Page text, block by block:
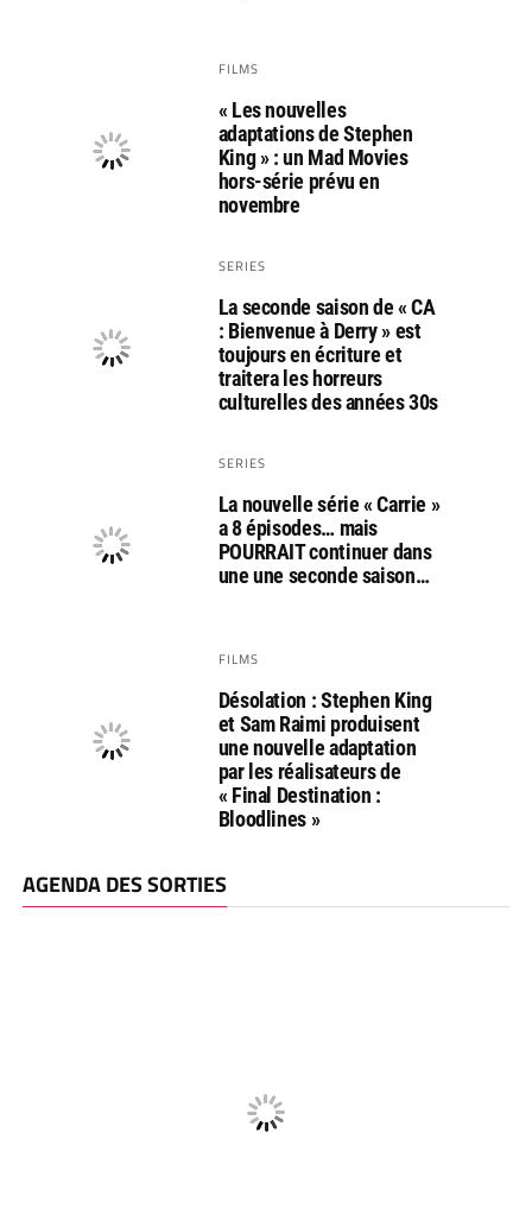
FILMS
« Les nouvelles
adaptations de Stephen
King » : un Mad Movies
hors-série prévu en
novembre
SERIES
La seconde saison de « CA
: Bienvenue à Derry » est
toujours en écriture et
traitera les horreurs
culturelles des années 30s
SERIES
La nouvelle série « Carrie »
a 8 épisodes… mais
POURRAIT continuer dans
une une seconde saison…
FILMS
Désolation : Stephen King
et Sam Raimi produisent
une nouvelle adaptation
par les réalisateurs de
« Final Destination :
Bloodlines »
AGENDA DES SORTIES